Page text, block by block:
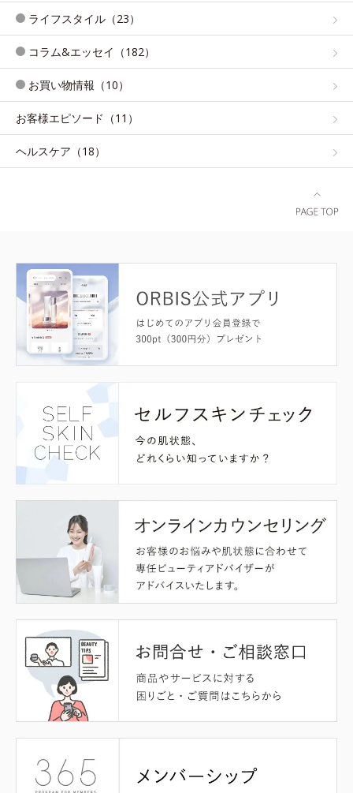
ライフスタイル（23）
コラム&エッセイ（182）
お買い物情報（10）
お客様エピソード（11）
ヘルスケア（18）